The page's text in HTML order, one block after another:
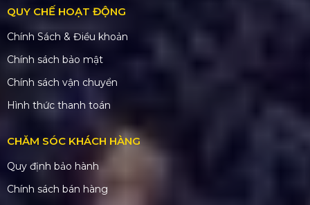
QUY CHẾ HOẠT ĐỘNG
Chính Sách & Điều khoản
Chính sách bảo mật
Chính sách vận chuyển
Hình thức thanh toán
CHĂM SÓC KHÁCH HÀNG
Quy định bảo hành
Chính sách bán hàng